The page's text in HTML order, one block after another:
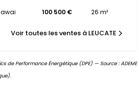
100 500 € 26 m²
Voir toutes les ventes à LEUCATE
de Performance Énergétique (DPE) — Source : ADEME